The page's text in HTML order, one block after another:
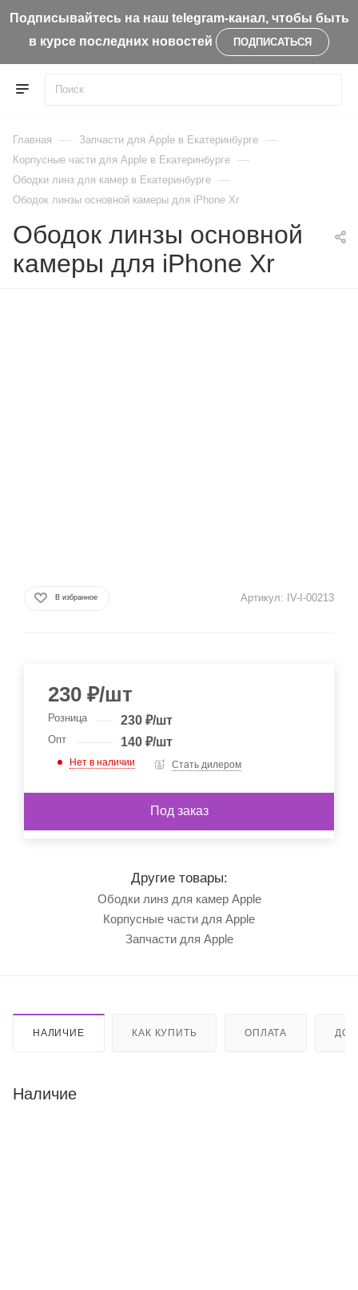
Подписывайтесь на наш telegram-канал, чтобы быть
в курсе последних новостей
ПОДПИСАТЬСЯ
Главная — Запчасти для Apple в Екатеринбурге —
Корпусные части для Apple в Екатеринбурге —
Ободки линз для камер в Екатеринбурге —
Ободок линзы основной камеры для iPhone Xr
Ободок линзы основной
камеры для iPhone Xr
В избранное Артикул: IV-I-00213
230 ₽/шт
Розница 230₽/шт
Опт 140₽/шт
Нет в наличии Стать дилером
Под заказ
Другие товары:
Ободки линз для камер Apple
Корпусные части для Apple
Запчасти для Apple
НАЛИЧИЕ КАК КУПИТЬ ОПЛАТА
Наличие